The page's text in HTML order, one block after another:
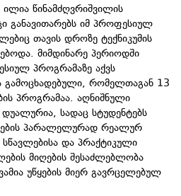
წინამძღვრიშვილის
განავითარებს იმ პროფესიულ
თავის დროზე ტექნიკუმის
მიმდინარე პერიოდში
პროგრამაზე აქვს
გამოცხადებული, რომელთაგან 13
პროგრამაა. აღნიშნული
სადაც სტუდენტებს
პარალელურად რეალურ
სწავლებისა და პრაქტიკული
მიღების შესაძლებლობა
უწყების მიერ გავრცელებულ